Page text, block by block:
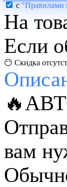
с "Правилами
На
Если
😶 Скидка
вам